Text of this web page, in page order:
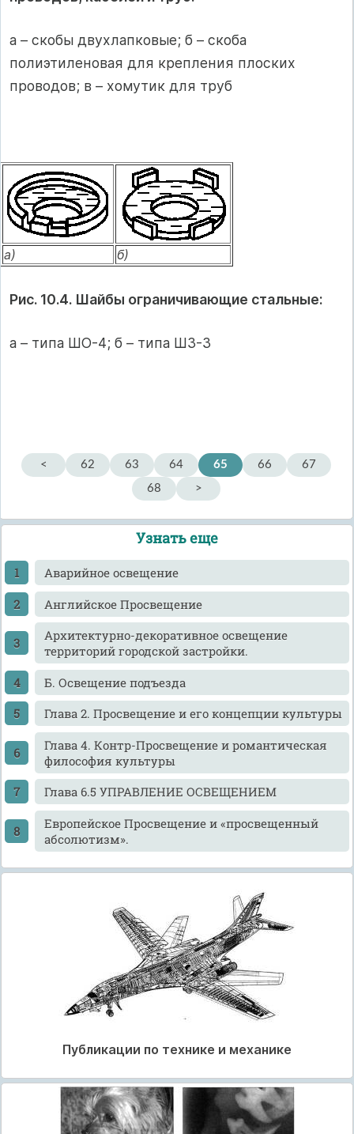
а – скобы двухлапковые; б – скоба
полиэтиленовая для крепления плоских
проводов; в – хомутик для труб
а) б)
Рис. 10.4. Шайбы ограничивающие стальные:
а – типа ШО-4; б – типа ШЗ-3
< 62 63 64 65 66
67
68
>
Узнать еще
Аварийное освещение
Английское Просвещение
Архитектурно-декоративное освещение
территорий городской застройки.
Б. Освещение подъезда
Глава 2. Просвещение и его концепции культуры
Глава 4. Контр-Просвещение и романтическая
философия культуры
Глава 6.5 УПРАВЛЕНИЕ ОСВЕЩЕНИЕМ
Европейское Просвещение и «просвещенный
абсолютизм».
Публикации по технике и механике